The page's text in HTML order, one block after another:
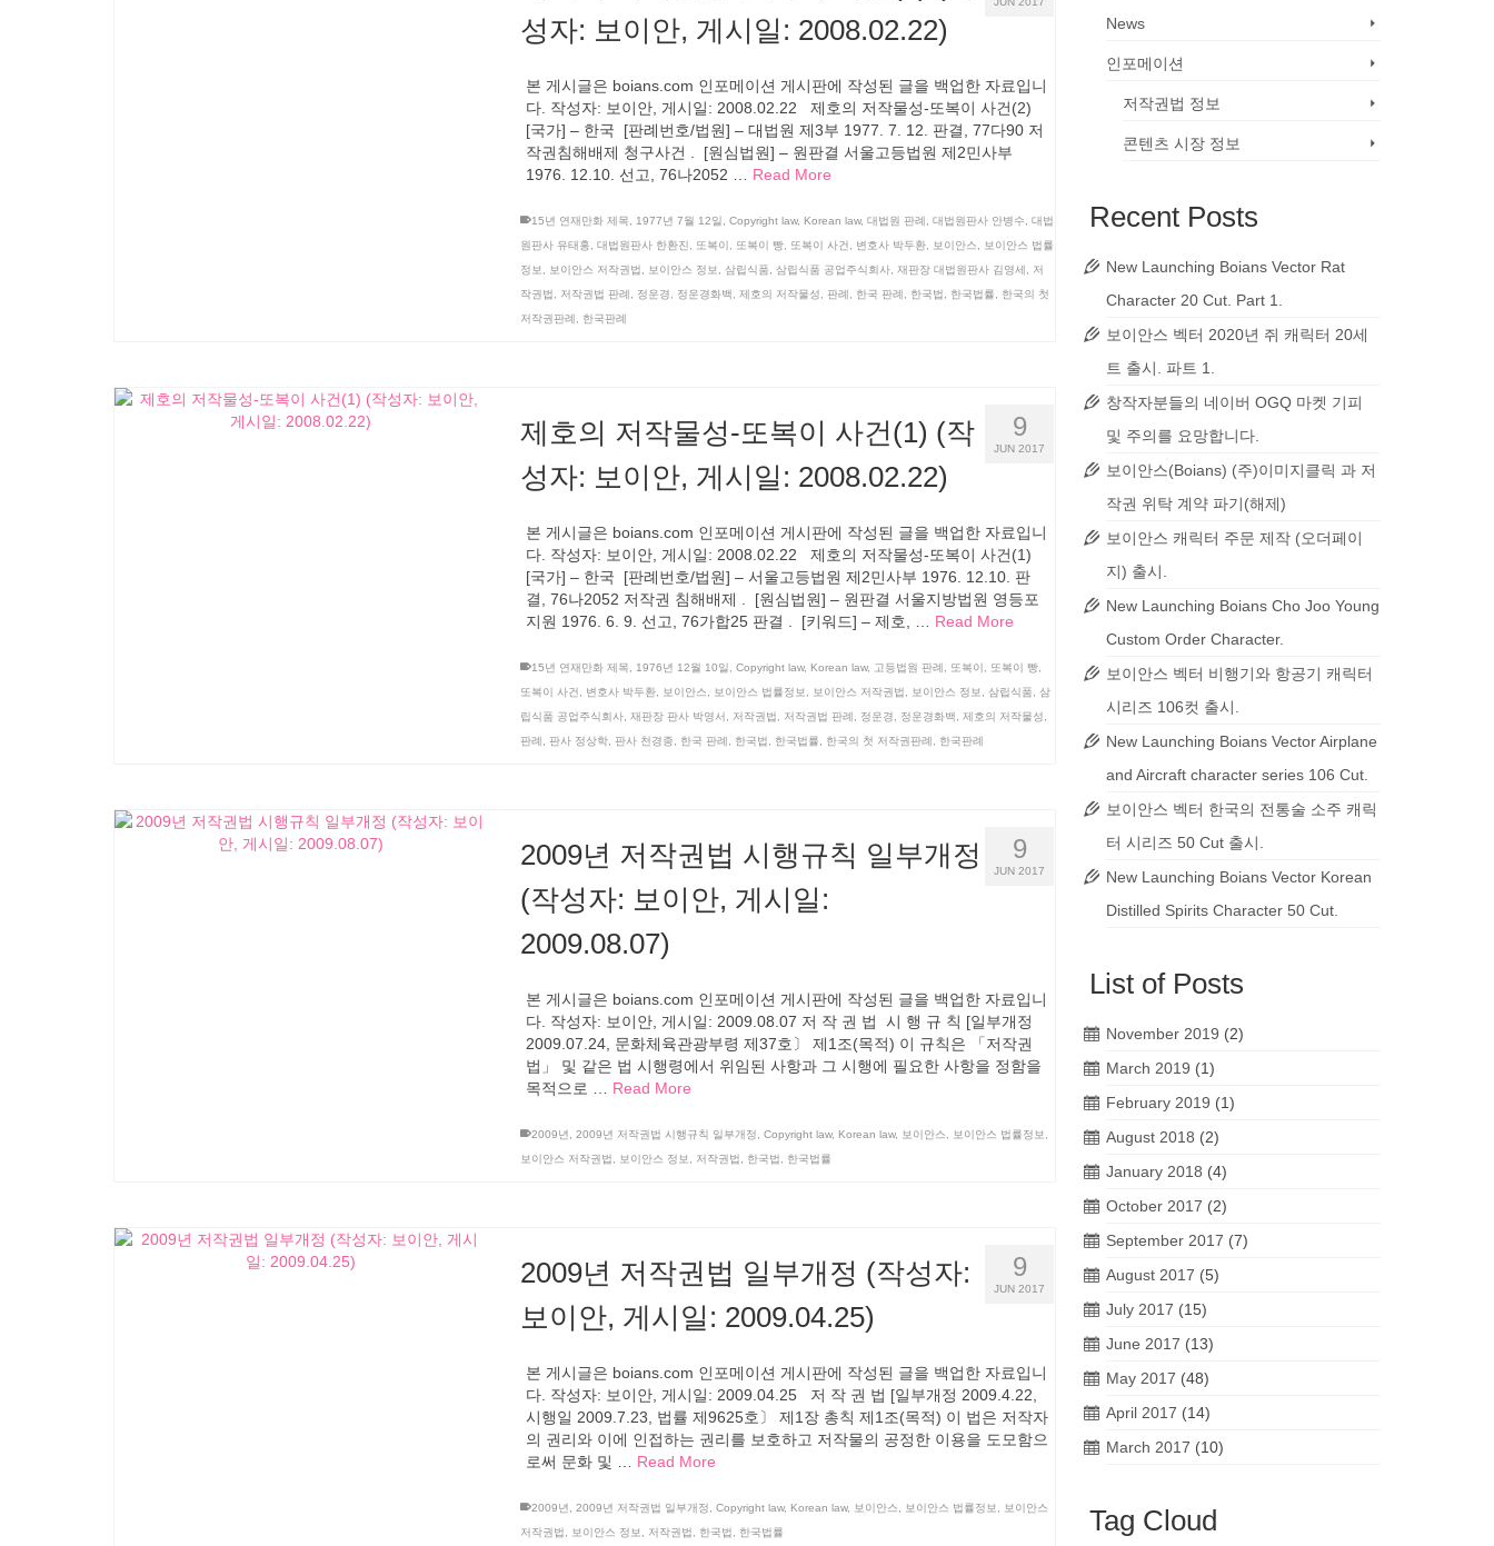
성자: 보이안, 게시일: 2008.02.22)
본 게시글은 boians.com 인포메이션 게시판에 작성된 글을 백업한 자료입니
다. 작성자: 보이안, 게시일: 2008.02.22 제호의 저작물성-또복이 사건(2)
[국가] – 한국 [판례번호/법원] – 대법원 제3부 1977. 7. 12. 판결, 77다90 저
작권침해배제 청구사건 . [원심법원] – 원판결 서울고등법원 제2민사부
1976. 12.10. 선고, 76나2052 … Read More
15년 연재만화 제목 1977년 7월 12일 Copyright law, Korean law, 대법원 판례 대법원판사 안병수
대법
원판사 유태홍
대법원판사 한환진 또복이 또복이 빵, 또복이 사건 변호사 박두환, 보이안스
보이안스 법률
정보
보이안스 저작권법 보이안스 정보 삼립식품 삼립식품 공업주식회사, 재판장 대법원판사 김영세
저
작권법
저작권법 판례 정운경 정운경화백 제호의 저작물성 판례 한국 판례 한국법 한국법률
한국의 첫
저작권판례
한국판례
9
JUN 2017
제호의 저작물성-또복이 사건(1) (작
성자: 보이안, 게시일: 2008.02.22)
본 게시글은 boians.com 인포메이션 게시판에 작성된 글을 백업한 자료입니
다. 작성자: 보이안, 게시일: 2008.02.22 제호의 저작물성-또복이 사건(1)
[국가] – 한국 [판례번호/법원] – 서울고등법원 제2민사부 1976. 12.10. 판
결, 76나2052 저작권 침해배제 . [원심법원] – 원판결 서울지방법원 영등포
지원 1976. 6. 9. 선고, 76가합25 판결 . [키워드] – 제호, … Read More
15년 연재만화 제목 1976년 12월 10일 Copyright law, Korean law, 고등법원 판례 또복이 또복이 빵,
또복이 사건
변호사 박두환, 보이안스 보이안스 법률정보 보이안스 저작권법 보이안스 정보 삼립식품
삼
립식품 공업주식회사, 재판장 판사 박영서 저작권법 저작권법 판례 정운경 정운경화백 제호의 저작물성
판례
판사 정상학, 판사 천경종 한국 판례 한국법 한국법률 한국의 첫 저작권판례 한국판례
9
JUN 2017
2009년 저작권법 시행규칙 일부개정
(작성자: 보이안, 게시일:
2009.08.07)
본 게시글은 boians.com 인포메이션 게시판에 작성된 글을 백업한 자료입니
다. 작성자: 보이안, 게시일: 2009.08.07 저 작 권 법 시 행 규 칙 [일부개정
2009.07.24, 문화체육관광부령 제37호〕 제1조(목적) 이 규칙은 「저작권
법」 및 같은 법 시행령에서 위임된 사항과 그 시행에 필요한 사항을 정함을
목적으로 … Read More
2009년 2009년 저작권법 시행규칙 일부개정 Copyright law, Korean law, 보이안스 보이안스 법률정보
보이안스 저작권법
보이안스 정보 저작권법 한국법 한국법률
9
JUN 2017
2009년 저작권법 일부개정 (작성자:
보이안, 게시일: 2009.04.25)
본 게시글은 boians.com 인포메이션 게시판에 작성된 글을 백업한 자료입니
다. 작성자: 보이안, 게시일: 2009.04.25 저 작 권 법 [일부개정 2009.4.22,
시행일 2009.7.23, 법률 제9625호〕 제1장 총칙 제1조(목적) 이 법은 저작자
의 권리와 이에 인접하는 권리를 보호하고 저작물의 공정한 이용을 도모함으
로써 문화 및 … Read More
2009년 2009년 저작권법 일부개정 Copyright law, Korean law, 보이안스 보이안스 법률정보
보이안스
저작권법
보이안스 정보 저작권법 한국법 한국법률
News
인포메이션
저작권법 정보
콘텐츠 시장 정보
Recent Posts
New Launching Boians Vector Rat
Character 20 Cut. Part 1.
보이안스 벡터 2020년 쥐 캐릭터 20세
트 출시. 파트 1.
창작자분들의 네이버 OGQ 마켓 기피
및 주의를 요망합니다.
보이안스(Boians) (주)이미지클릭 과 저
작권 위탁 계약 파기(해제)
보이안스 캐릭터 주문 제작 (오더페이
지) 출시.
New Launching Boians Cho Joo Young
Custom Order Character.
보이안스 벡터 비행기와 항공기 캐릭터
시리즈 106컷 출시.
New Launching Boians Vector Airplane
and Aircraft character series 106 Cut.
보이안스 벡터 한국의 전통술 소주 캐릭
터 시리즈 50 Cut 출시.
New Launching Boians Vector Korean
Distilled Spirits Character 50 Cut.
List of Posts
November 2019 (2)
March 2019 (1)
February 2019 (1)
August 2018 (2)
January 2018 (4)
October 2017 (2)
September 2017 (7)
August 2017 (5)
July 2017 (15)
June 2017 (13)
May 2017 (48)
April 2017 (14)
March 2017 (10)
Tag Cloud